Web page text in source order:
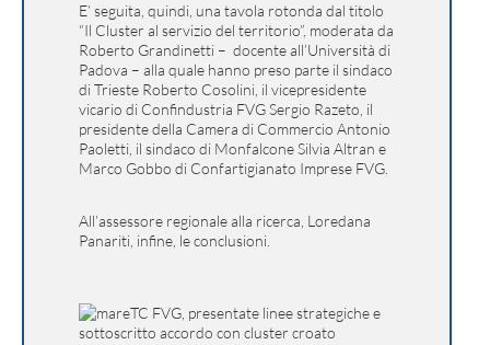
E’ seguita, quindi, una tavola rotonda dal titolo
“Il Cluster al servizio del territorio”, moderata da
Roberto Grandinetti – docente all’Università di
Padova – alla quale hanno preso parte il sindaco
di Trieste Roberto Cosolini, il vicepresidente
vicario di Confindustria FVG Sergio Razeto, il
presidente della Camera di Commercio Antonio
Paoletti, il sindaco di Monfalcone Silvia Altran e
Marco Gobbo di Confartigianato Imprese FVG.
All’assessore regionale alla ricerca, Loredana
Panariti, infine, le conclusioni.